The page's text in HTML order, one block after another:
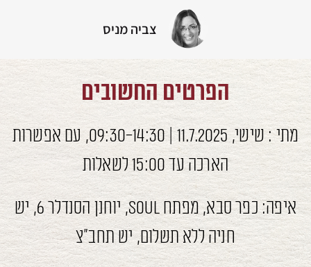
צביה מניס
הפרטים החשובים
מתי : שישי, 11.7.2025 | 09:30-14:30, עם אפשרות
הארכה עד 15:00 לשאלות
איפה: כפר סבא, מפתח Soul, יוחנן הסנדלר 6, יש
חניה ללא תשלום, יש תחב"צ